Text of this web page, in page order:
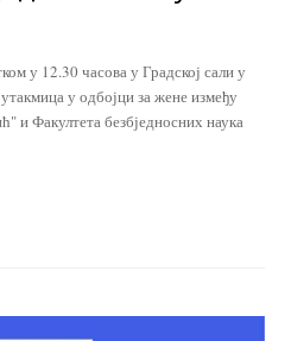
у 12.30 часова у Градској сали у
у одбојци за жене између
и Факултета безбједносних наука